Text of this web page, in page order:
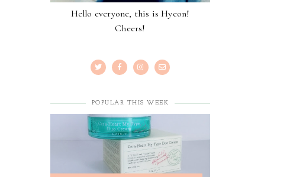
Hello everyone, this is Hyeon!
Cheers!
POPULAR THIS WEEK